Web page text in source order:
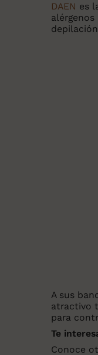
DAEN es
alérgenos
A sus
atractivo
para
Te
Conoce